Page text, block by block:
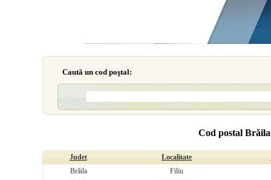
Caută un cod poştal:
Cod postal
Judet Localitate
Brăila
Filiu